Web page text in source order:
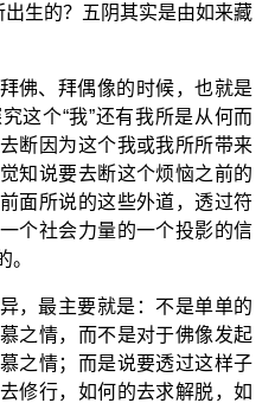
出生的？五阴其实是由如来藏
佛、拜偶像的时候，也就是
这个“我”还有我所是从何而
断因为这个我或我所所带来
知说要去断这个烦恼之前的
面所说的这些外道，透过符
个社会力量的一个投影的信
。
，最主要就是：不是单单的
之情，而不是对于佛像发起
之情；而是说要透过这样子
修行，如何的去求解脱，如